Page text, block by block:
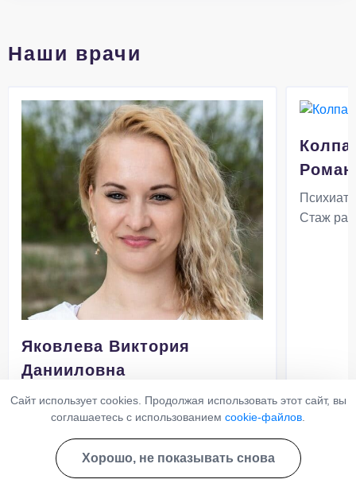
Наши врачи
Яковлева Виктория
Данииловна
Психиатр-нарколог
Стаж работы:18 лет
Записаться
Стаж
Сайт использует cookies. Продолжая использовать этот сайт, вы
соглашаетесь с использованием cookie-файлов
Хорошо, не показывать снова